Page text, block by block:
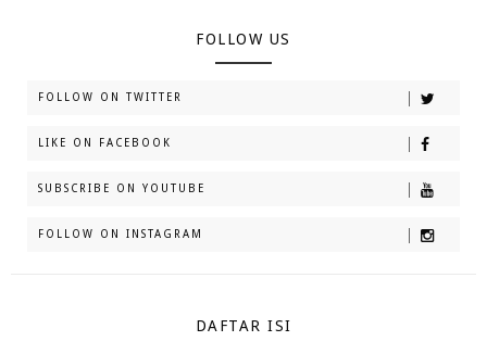
FOLLOW US
FOLLOW ON TWITTER
LIKE ON FACEBOOK
SUBSCRIBE ON YOUTUBE
FOLLOW ON INSTAGRAM
DAFTAR ISI